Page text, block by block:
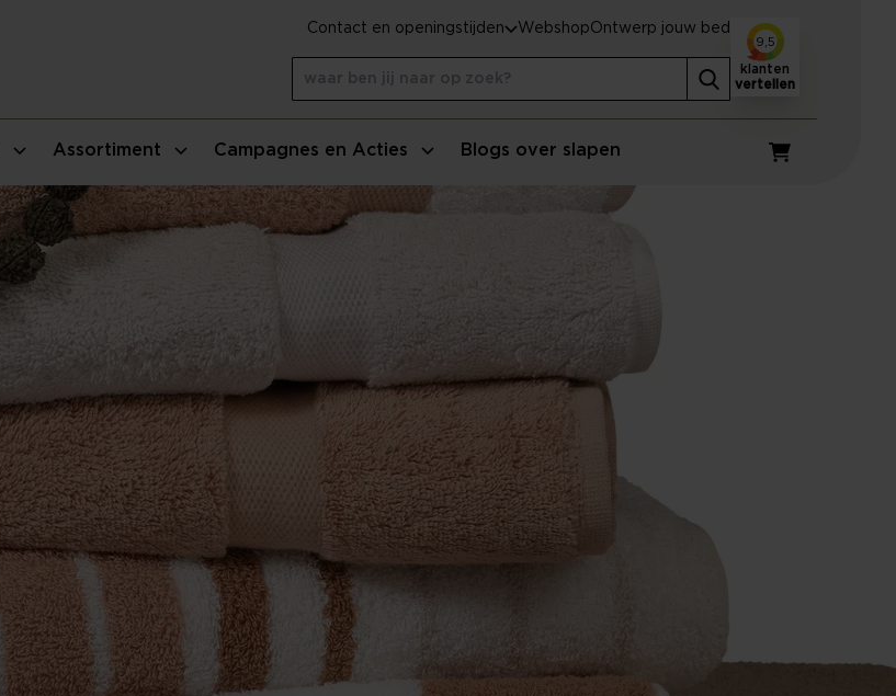
Assortiment Campagnes en Acties Blogs over slapen
Winkelwagen
Contact en openingstijden WebshopOntwerp jouw bed
9,5
klanten
vertellen